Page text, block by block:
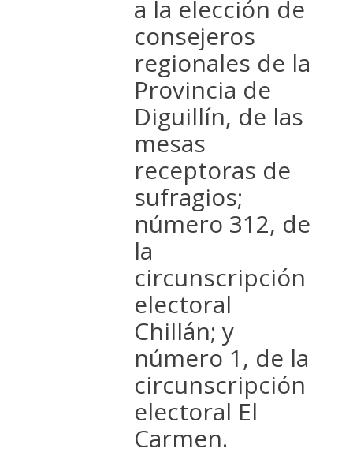
a la elección de
consejeros
regionales de la
Provincia de
Diguillín, de las
mesas
receptoras de
sufragios;
número 312, de
la
circunscripción
electoral
Chillán; y
número 1, de la
circunscripción
electoral El
Carmen.